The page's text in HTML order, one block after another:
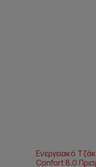
Ενεργειακό
Confort 8.0